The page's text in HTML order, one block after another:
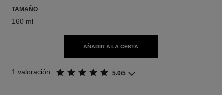
TAMAÑO
160 ml
AÑADIR A LA CESTA
1 valoración 5.0/5